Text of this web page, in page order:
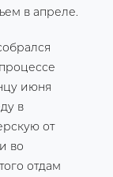
в апреле.
июня
в
от
во
отдам